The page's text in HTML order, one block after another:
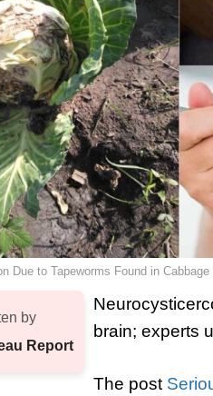
Due to Tapeworms Found in
by
Report
brain; experts
The post